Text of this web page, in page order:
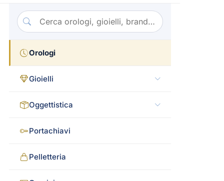
Orologi
Gioielli
Oggettistica
Portachiavi
Pelletteria